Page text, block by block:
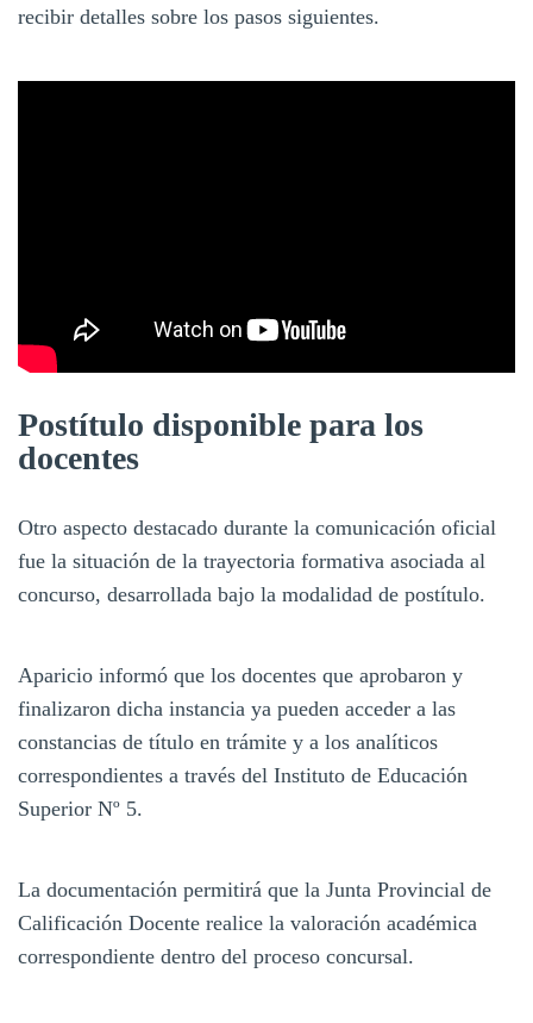
recibir detalles sobre los pasos siguientes.
Postítulo disponible para los
docentes
Otro aspecto destacado durante la comunicación oficial
fue la situación de la trayectoria formativa asociada al
concurso, desarrollada bajo la modalidad de postítulo.
Aparicio informó que los docentes que aprobaron y
finalizaron dicha instancia ya pueden acceder a las
constancias de título en trámite y a los analíticos
correspondientes a través del Instituto de Educación
Superior Nº 5.
La documentación permitirá que la Junta Provincial de
Calificación Docente realice la valoración académica
correspondiente dentro del proceso concursal.